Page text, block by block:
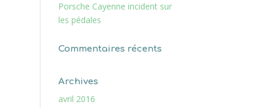
Porsche Cayenne incident sur
les pédales
Commentaires récents
Archives
avril 2016